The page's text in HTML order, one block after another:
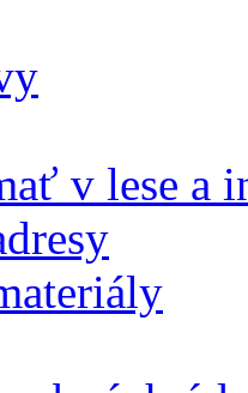
v lese a